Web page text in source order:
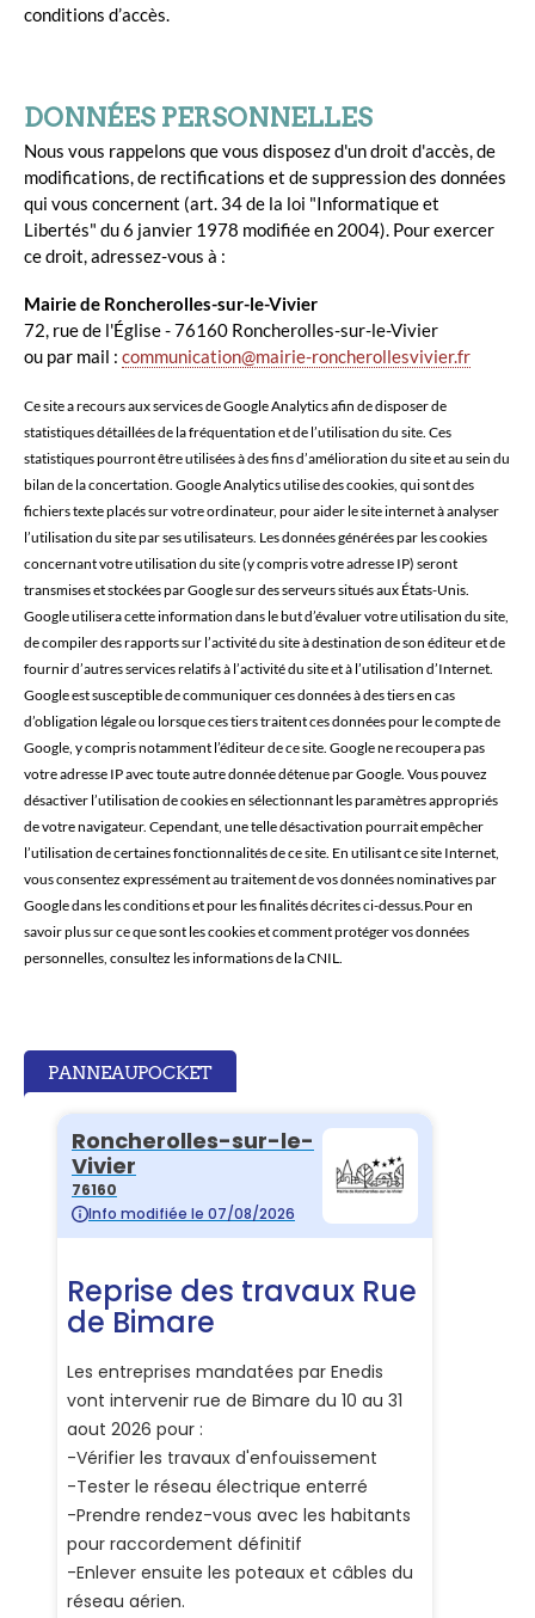
conditions d’accès.
DONNÉES PERSONNELLES
Nous vous rappelons que vous disposez d'un droit d'accès, de
modifications, de rectifications et de suppression des données
qui vous concernent (art. 34 de la loi "Informatique et
Libertés" du 6 janvier 1978 modifiée en 2004). Pour exercer
ce droit, adressez-vous à :
Mairie de Roncherolles-sur-le-Vivier
72, rue de l'Église - 76160 Roncherolles-sur-le-Vivier
ou par mail : communication@mairie-roncherollesvivier.fr
Ce site a recours aux services de Google Analytics afin de disposer de
statistiques détaillées de la fréquentation et de l’utilisation du site. Ces
statistiques pourront être utilisées à des fins d’amélioration du site et au sein du
bilan de la concertation. Google Analytics utilise des cookies, qui sont des
fichiers texte placés sur votre ordinateur, pour aider le site internet à analyser
l’utilisation du site par ses utilisateurs. Les données générées par les cookies
concernant votre utilisation du site (y compris votre adresse IP) seront
transmises et stockées par Google sur des serveurs situés aux États-Unis.
Google utilisera cette information dans le but d’évaluer votre utilisation du site,
de compiler des rapports sur l’activité du site à destination de son éditeur et de
fournir d’autres services relatifs à l’activité du site et à l’utilisation d’Internet.
Google est susceptible de communiquer ces données à des tiers en cas
d’obligation légale ou lorsque ces tiers traitent ces données pour le compte de
Google, y compris notamment l’éditeur de ce site. Google ne recoupera pas
votre adresse IP avec toute autre donnée détenue par Google. Vous pouvez
désactiver l’utilisation de cookies en sélectionnant les paramètres appropriés
de votre navigateur. Cependant, une telle désactivation pourrait empêcher
l’utilisation de certaines fonctionnalités de ce site. En utilisant ce site Internet,
vous consentez expressément au traitement de vos données nominatives par
Google dans les conditions et pour les finalités décrites ci-dessus.Pour en
savoir plus sur ce que sont les cookies et comment protéger vos données
personnelles, consultez les informations de la CNIL.
PANNEAUPOCKET